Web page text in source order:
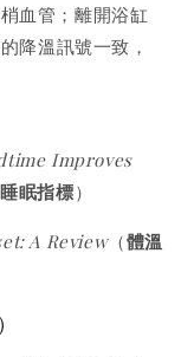
血管；離開浴缸
降溫訊號一致，
Improves
眠指標）
A Review（體溫